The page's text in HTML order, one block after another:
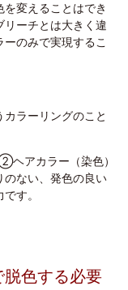
変えることはでき
リーチとは大きく違
のみで実現するこ
ラーリングのこと
アカラー（染色）
のない、発色の良い
す。
色する必要